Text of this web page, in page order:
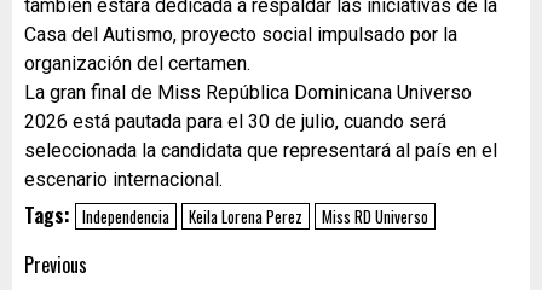
también estará dedicada a respaldar las iniciativas de la
Casa del Autismo, proyecto social impulsado por la
organización del certamen.
La gran final de Miss República Dominicana Universo
2026 está pautada para el 30 de julio, cuando será
seleccionada la candidata que representará al país en el
escenario internacional.
Tags: Independencia Keila Lorena Perez Miss RD Universo
Previous